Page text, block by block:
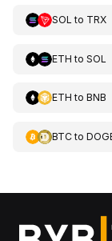
SOL to TRX
ETH to SOL
ETH to BNB
BTCto